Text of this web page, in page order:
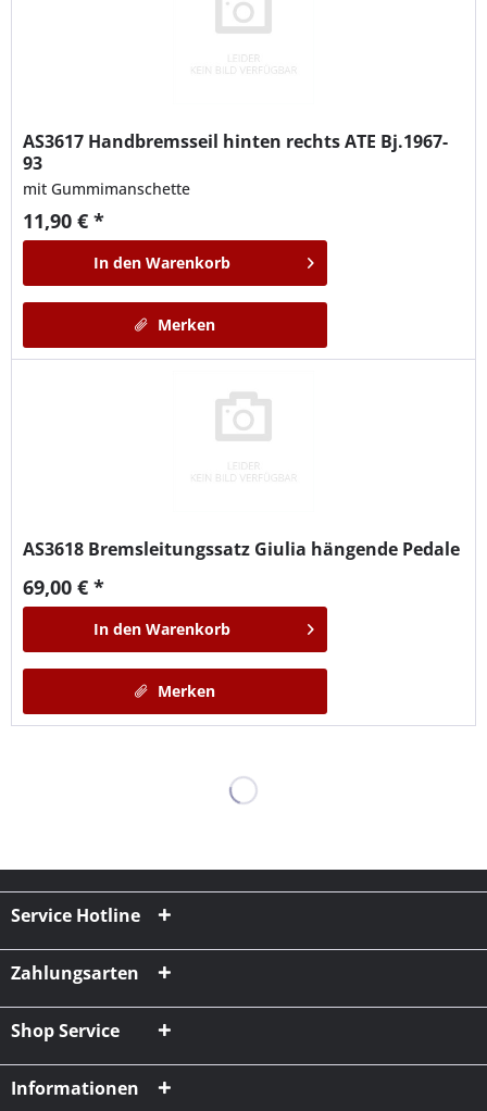
AS3617 Handbremsseil hinten rechts ATE Bj.1967-
93
mit Gummimanschette
11,90 € *
In den Warenkorb
Merken
AS3618 Bremsleitungssatz Giulia hängende Pedale
69,00 € *
In den Warenkorb
Merken
Service Hotline
Zahlungsarten
Shop Service
Informationen